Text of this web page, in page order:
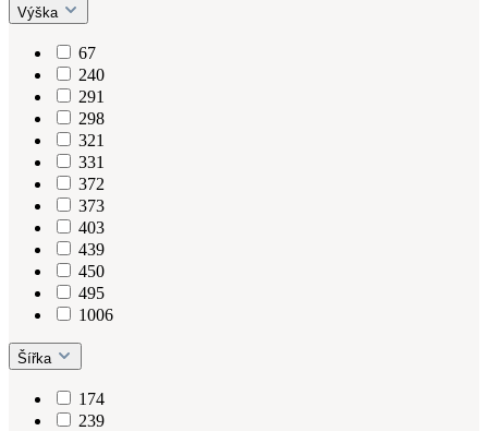
Výška
67
240
291
298
321
331
372
373
403
439
450
495
1006
Šířka
174
239